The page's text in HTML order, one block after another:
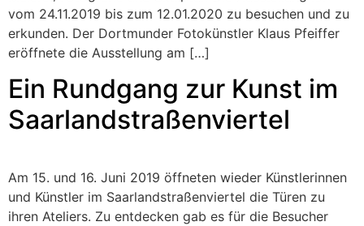
vom 24.11.2019 bis zum 12.01.2020 zu besuchen und zu
erkunden. Der Dortmunder Fotokünstler Klaus Pfeiffer
eröffnete die Ausstellung am […]
Ein Rundgang zur Kunst im
Saarlandstraßenviertel
Am 15. und 16. Juni 2019 öffneten wieder Künstlerinnen
und Künstler im Saarlandstraßenviertel die Türen zu
ihren Ateliers. Zu entdecken gab es für die Besucher